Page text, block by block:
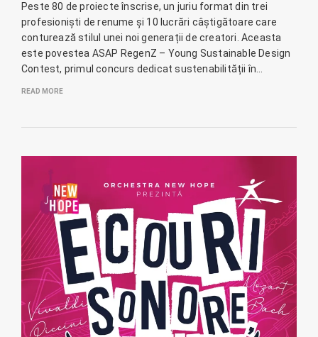
Peste 80 de proiecte înscrise, un juriu format din trei
profesioniști de renume și 10 lucrări câștigătoare care
conturează stilul unei noi generații de creatori. Aceasta
este povestea ASAP RegenZ – Young Sustainable Design
Contest, primul concurs dedicat sustenabilității în…
READ MORE